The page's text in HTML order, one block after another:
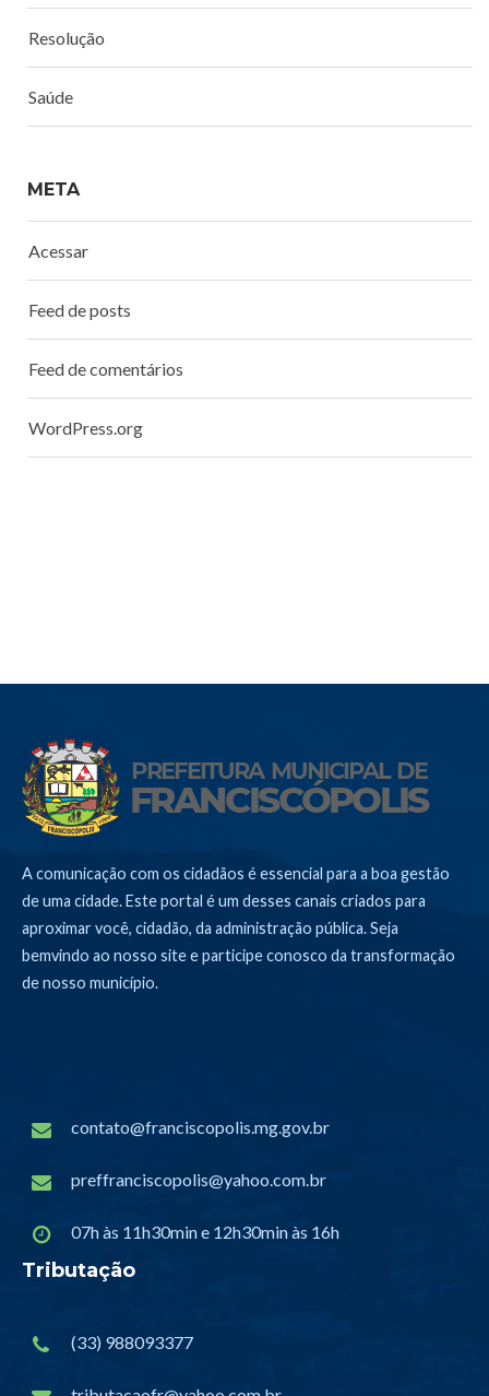
Resolução
Saúde
META
Acessar
Feed de posts
Feed de comentários
WordPress.org
A comunicação com os cidadãos é essencial para a boa gestão
de uma cidade. Este portal é um desses canais criados para
aproximar você, cidadão, da administração pública. Seja
bemvindo ao nosso site e participe conosco da transformação
de nosso município.
contato@franciscopolis.mg.gov.br
preffranciscopolis@yahoo.com.br
07h às 11h30min e 12h30min às 16h
Tributação
(33) 988093377